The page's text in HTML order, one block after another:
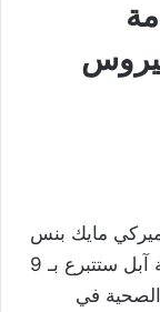
مايك بنس
خلال مؤتمر صحافي أمس الثلاثاء أنّ شركة آبل ستتبرع بـ 9
الصحية في